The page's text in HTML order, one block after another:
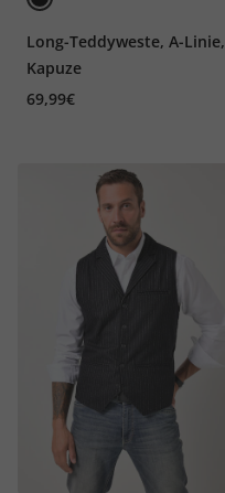
Long-Teddyweste, A-Linie,
Kapuze
69,99€